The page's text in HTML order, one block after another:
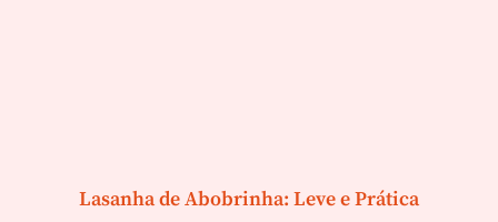
Lasanha de Abobrinha: Leve e Prática